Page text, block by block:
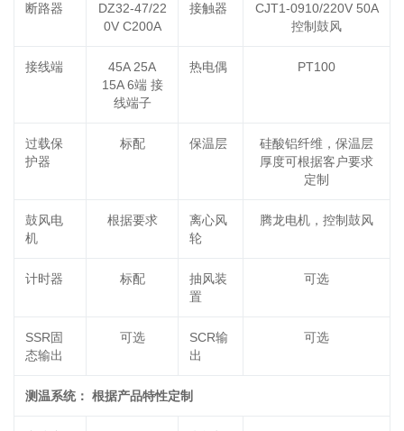
断路器
DZ32-47/22
0V C200A
接触器
CJT1-0910/220V 50A
控制鼓风
接线端
45A 25A
15A 6端 接
线端子
热电偶 PT100
过载保
护器
标配 保温层
硅酸铝纤维，保温层
厚度可根据客户要求
定制
鼓风电
机
根据要求
离心风
轮
腾龙电机，控制鼓风
计时器 标配
抽风装
置
可选
SSR固
态输出
可选
SCR输
出
可选
测温系统： 根据产品特性定制